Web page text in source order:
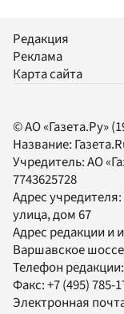
Редакция
Реклама
Карта сайта
© АО «Газета.Ру»
Название:
Учредитель:АО
7743625728
Адрес
улица, дом 67
Адрес редакции и
Варшавское
Телефон редакции:
Факс:+7 (495) 785-
Электронная